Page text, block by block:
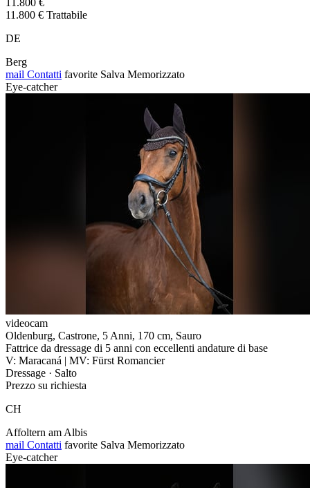
11.800 € Trattabile
DE
Berg
mail Contatti favorite Salva Memorizzato
Eye-catcher
videocam
Oldenburg, Castrone, 5 Anni, 170 cm, Sauro
Fattrice da dressage di 5 anni con eccellenti andature di base
V: Maracaná | MV: Fürst Romancier
Dressage · Salto
Prezzo su richiesta
CH
Affoltern am Albis
mail Contatti favorite Salva Memorizzato
Eye-catcher